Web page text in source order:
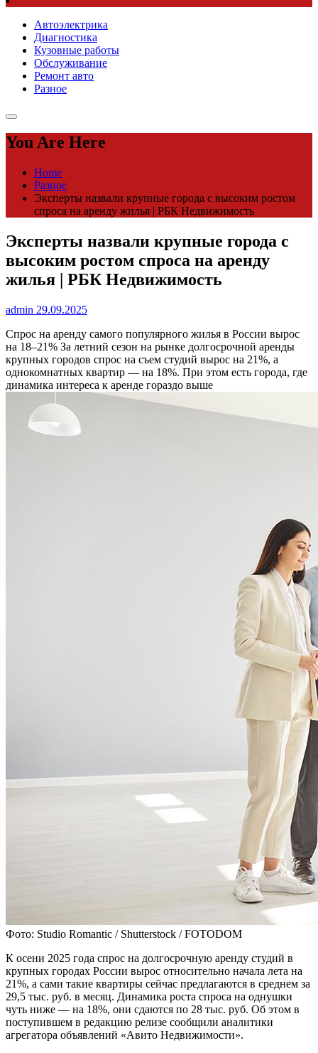
Автоэлектрика
Диагностика
Кузовные работы
Обслуживание
Ремонт авто
Разное
You Are Here
Home
Разное
Эксперты назвали крупные города с высоким ростом
спроса на аренду жилья | РБК Недвижимость
Эксперты назвали крупные города с
высоким ростом спроса на аренду
жилья | РБК Недвижимость
admin 29.09.2025
Спрос на аренду самого популярного жилья в России вырос
на 18–21% За летний сезон на рынке долгосрочной аренды
крупных городов спрос на съем студий вырос на 21%, а
однокомнатных квартир — на 18%. При этом есть города, где
динамика интереса к аренде гораздо выше
Фото: Studio Romantic / Shutterstock / FOTODOM
К осени 2025 года спрос на долгосрочную аренду студий в
крупных городах России вырос относительно начала лета на
21%, а сами такие квартиры сейчас предлагаются в среднем за
29,5 тыс. руб. в месяц. Динамика роста спроса на однушки
чуть ниже — на 18%, они сдаются по 28 тыс. руб. Об этом в
поступившем в редакцию релизе сообщили аналитики
агрегатора объявлений «Авито Недвижимости».